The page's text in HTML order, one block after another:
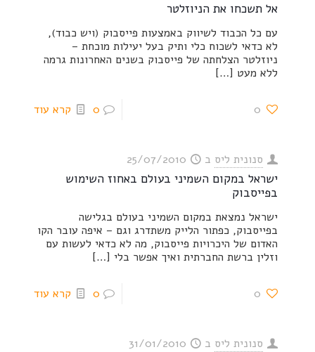
אל תשכחו את הניוזלטר
עם כל הכבוד לשיווק באמצעות פייסבוק (ויש כבוד),
לא כדאי לשכוח כלי ותיק בעל יעילות מוכחת –
ניוזלטר הצלחתה של פייסבוק בשנים האחרונות גרמה
ללא מעט […]
0
0 קרא עוד
סנונית ליס ב 25/07/2010
ישראל במקום השמיני בעולם באחוז השימוש
בפייסבוק
ישראל נמצאת במקום השמיני בעולם בגלישה
בפייסבוק, כפתור הלייק משתדרג וגם – איפה עובר הקו
האדום של היכרויות פייסבוק, מה לא כדאי לעשות עם
וזלין ברשת החברתית ואיך אפשר בלי […]
0
0 קרא עוד
סנונית ליס ב 31/01/2010